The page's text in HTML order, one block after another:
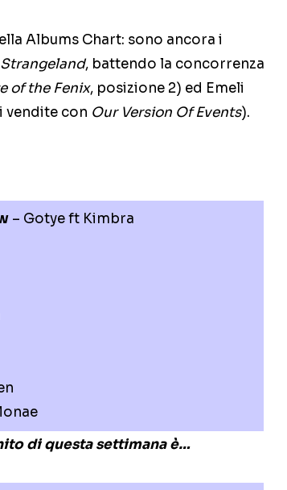
Albums Chart: sono ancora i
Strangeland, battendo la concorrenza
of the Fenix, posizione 2) ed Emeli
vendite con Our Version Of Events).
– Gotye ft Kimbra
di questa settimana è…